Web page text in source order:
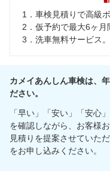
1．車検見積りで高級
2．仮予約で最大6ヶ月
3．洗車無料サービス
カメイあんしん車検は、
ださい。
「早い」「安い」「安心
を確認しながら、お客様
見積りを提案させていた
をお申し込みください。